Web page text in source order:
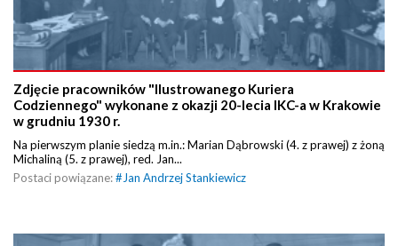
Zdjęcie pracowników "Ilustrowanego Kuriera
Codziennego" wykonane z okazji 20-lecia IKC-a w Krakowie
w grudniu 1930 r.
Na pierwszym planie siedzą m.in.: Marian Dąbrowski (4. z prawej) z żoną
Michaliną (5. z prawej), red. Jan...
Postaci powiązane:# Jan Andrzej Stankiewicz